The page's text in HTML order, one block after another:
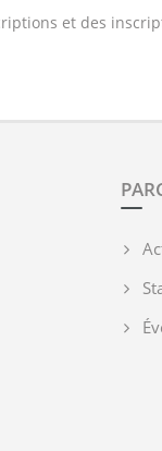
et des